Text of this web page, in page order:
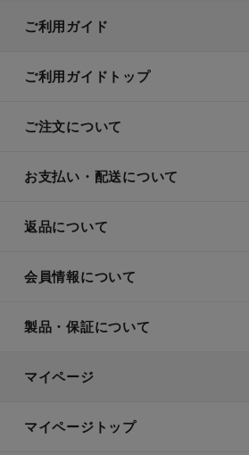
ご利用ガイド
ご利用ガイドトップ
ご注文について
お支払い・配送について
返品について
会員情報について
製品・保証について
マイページ
マイページトップ